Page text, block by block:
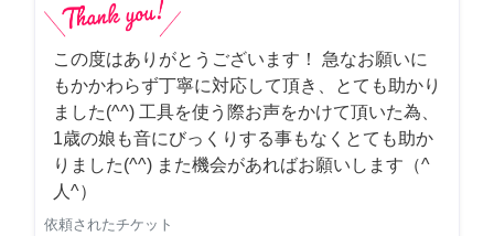
この度はありがとうございます！ 急なお願いに
もかかわらず丁寧に対応して頂き、とても助かり
ました(^^) 工具を使う際お声をかけて頂いた為、
1歳の娘も音にびっくりする事もなくとても助か
りました(^^) また機会があればお願いします（^
人^）
依頼されたチケット